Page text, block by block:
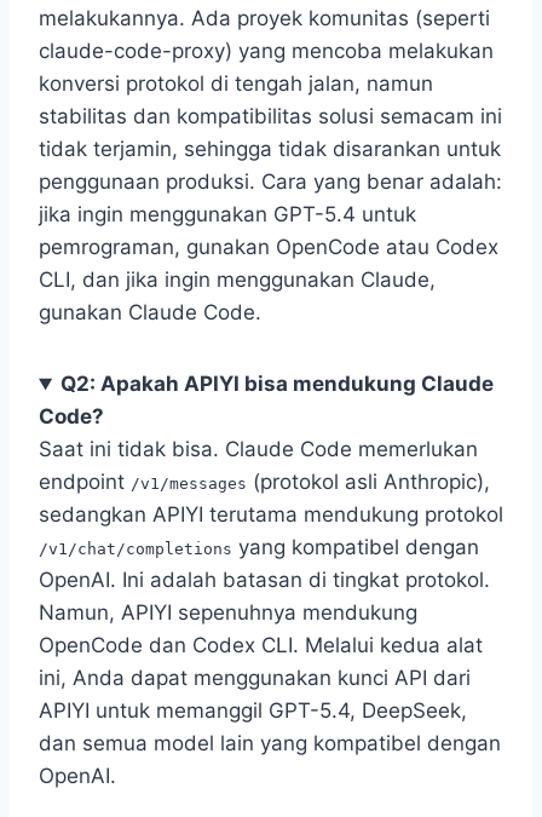
melakukannya. Ada proyek komunitas (seperti
claude-code-proxy) yang mencoba melakukan
konversi protokol di tengah jalan, namun
stabilitas dan kompatibilitas solusi semacam ini
tidak terjamin, sehingga tidak disarankan untuk
penggunaan produksi. Cara yang benar adalah:
jika ingin menggunakan GPT-5.4 untuk
pemrograman, gunakan OpenCode atau Codex
CLI, dan jika ingin menggunakan Claude,
gunakan Claude Code.
Q2: Apakah APIYI bisa mendukung Claude
Code?
Saat ini tidak bisa. Claude Code memerlukan
endpoint /v1/messages (protokol asli Anthropic),
sedangkan APIYI terutama mendukung protokol
/v1/chat/completions yang kompatibel dengan
OpenAI. Ini adalah batasan di tingkat protokol.
Namun, APIYI sepenuhnya mendukung
OpenCode dan Codex CLI. Melalui kedua alat
ini, Anda dapat menggunakan kunci API dari
APIYI untuk memanggil GPT-5.4, DeepSeek,
dan semua model lain yang kompatibel dengan
OpenAI.